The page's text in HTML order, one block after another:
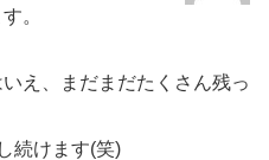
。
え、まだまだたくさん残っ
続けます(笑)